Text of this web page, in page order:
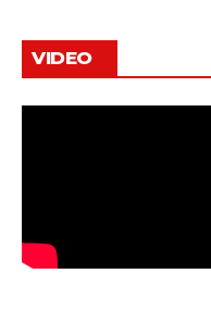
VIDEO